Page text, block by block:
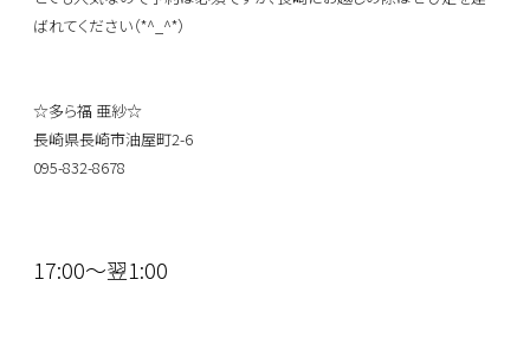
ばれてください（*^_^*）
☆多ら福 亜紗☆
長崎県長崎市油屋町2-6
095-832-8678
17:00～翌1:00